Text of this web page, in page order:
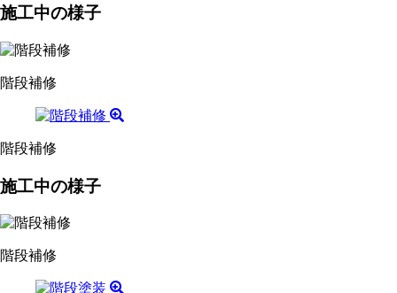
施工中の様子
階段補修
階段補修
施工中の様子
階段補修